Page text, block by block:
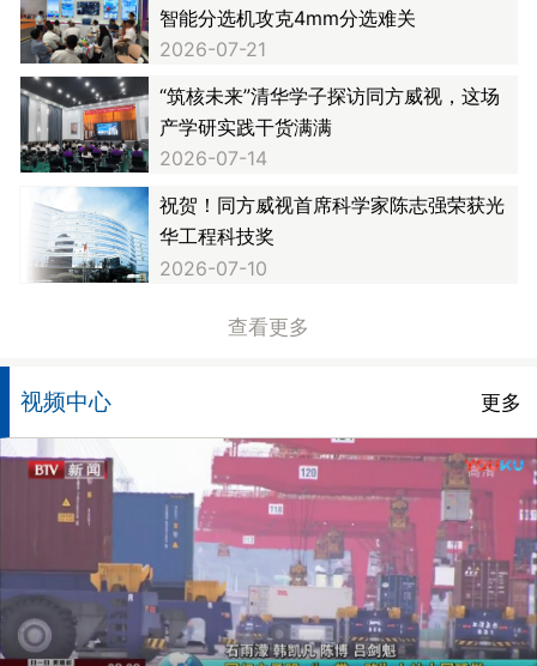
智能分选机攻克4mm分选难关
2026-07-21
“筑核未来”清华学子探访同方威视，这场
产学研实践干货满满
2026-07-14
祝贺！同方威视首席科学家陈志强荣获光
华工程科技奖
2026-07-10
查看更多
视频中心 更多